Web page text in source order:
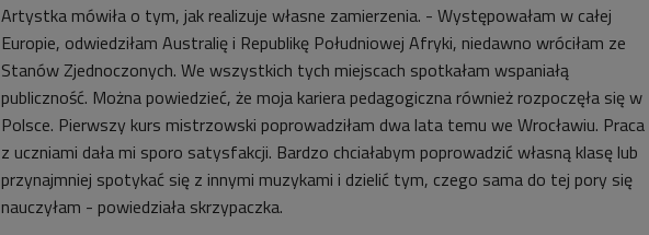
Artystka mówiła o tym, jak realizuje własne zamierzenia. - Występowałam w całej
Europie, odwiedziłam Australię i Republikę Południowej Afryki, niedawno wróciłam ze
Stanów Zjednoczonych. We wszystkich tych miejscach spotkałam wspaniałą
publiczność. Można powiedzieć, że moja kariera pedagogiczna również rozpoczęła się w
Polsce. Pierwszy kurs mistrzowski poprowadziłam dwa lata temu we Wrocławiu. Praca
z uczniami dała mi sporo satysfakcji. Bardzo chciałabym poprowadzić własną klasę lub
przynajmniej spotykać się z innymi muzykami i dzielić tym, czego sama do tej pory się
nauczyłam - powiedziała skrzypaczka.